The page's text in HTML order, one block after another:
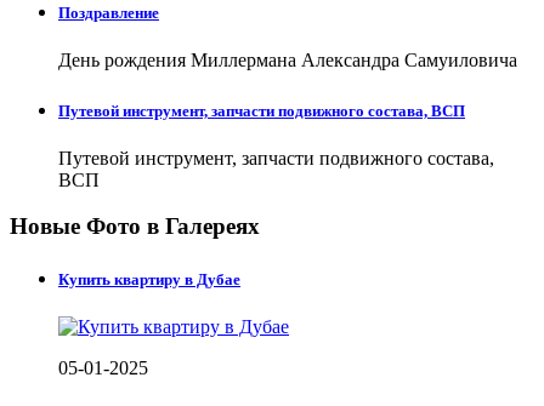
Поздравление
День рождения Миллермана Александра Самуиловича
Путевой инструмент, запчасти подвижного состава, ВСП
Путевой инструмент, запчасти подвижного состава,
ВСП
Новые Фото в Галереях
Купить квартиру в Дубае
05-01-2025